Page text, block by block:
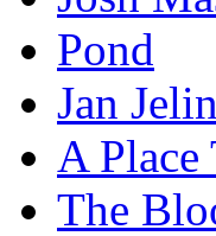
Pond
Jan
A Place
The